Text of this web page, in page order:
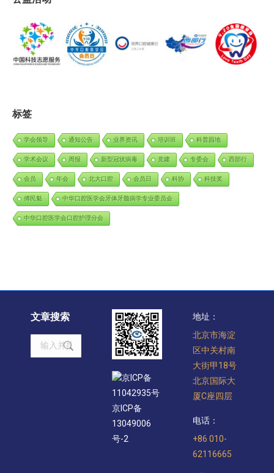
标签
学会领导 通知公告 业界资讯 培训班 科普园地
学术会议 周报 新型冠状病毒 党建 专委会 西部行
会员 年会 北大口腔 会员日 科协 科技奖
傅民魁 中华口腔医学会牙体牙髓病学专业委员会
中华口腔医学会口腔护理分会
文章搜索
Search:
京ICP备
11042935号
京ICP备
13049006
号-2
地址：
北京市海淀
区中关村南
大街甲18号
北京国际大
厦C座四层
电话：
+86 010-
62116665